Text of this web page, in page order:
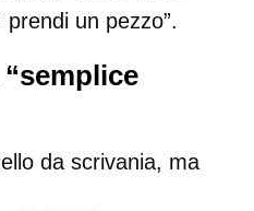
un pezzo”.
da scrivania, ma